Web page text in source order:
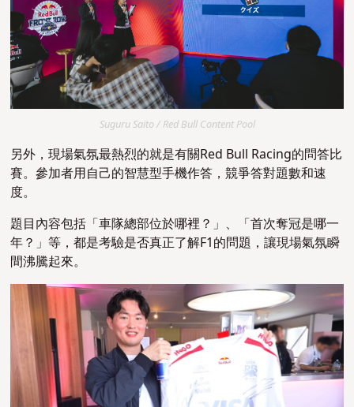
Suguru Saito / Red Bull Content Pool
另外，現場氣氛最熱烈的就是有關Red Bull Racing的問答比
賽。參加者用自己的智慧型手機作答，競爭答對題數和速
度。
題目內容包括「車隊總部位於哪裡？」、「首次奪冠是哪一
年？」等，都是考驗是否真正了解F1的問題，讓現場氣氛瞬
間沸騰起來。